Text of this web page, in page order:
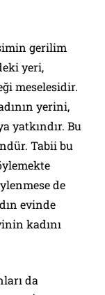
gerilim
yeri,
meselesidir.
yerini,
yatkındır. Bu
Tabii bu
de
evinde
kadını
da